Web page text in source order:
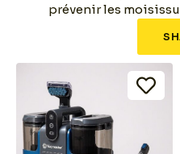
prévenir les